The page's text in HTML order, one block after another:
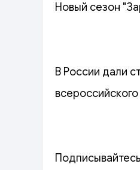
Новый сезон
В России дали